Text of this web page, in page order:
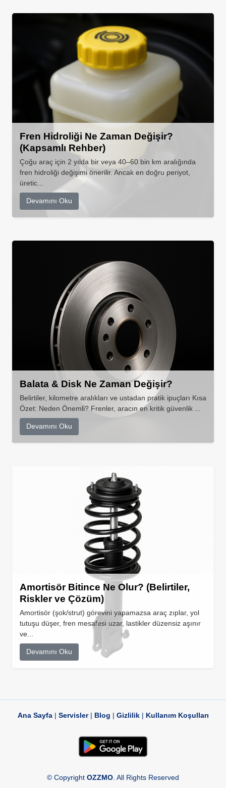
Fren Hidroliği Ne Zaman Değişir?
(Kapsamlı Rehber)
Çoğu araç için 2 yılda bir veya 40–60 bin km aralığında
fren hidroliği değişimi önerilir. Ancak en doğru periyot,
üretic...
Devamını Oku
Balata & Disk Ne Zaman Değişir?
Belirtiler, kilometre aralıkları ve ustadan pratik ipuçları Kısa
Özet: Neden Önemli? Frenler, aracın en kritik güvenlik ...
Devamını Oku
Amortisör Bitince Ne Olur? (Belirtiler,
Riskler ve Çözüm)
Amortisör (şok/strut) görevini yapamazsa araç zıplar, yol
tutuşu düşer, fren mesafesi uzar, lastikler düzensiz aşınır
ve...
Devamını Oku
Ana Sayfa| Servisler| Blog | Gizlilik| Kullanım Koşulları
© Copyright OZZMO . All Rights Reserved